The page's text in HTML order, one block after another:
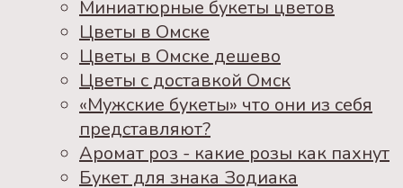
Миниатюрные букеты цветов
Цветы в Омске
Цветы в Омске дешево
Цветы с доставкой Омск
«Мужские букеты» что они из себя
представляют?
Аромат роз - какие розы как пахнут
Букет для знака Зодиака